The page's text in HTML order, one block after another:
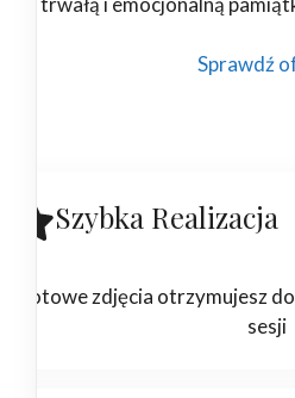
Sprawdź
Szybka Realizacja
Gotowe zdjęcia otrzymujesz
sesji